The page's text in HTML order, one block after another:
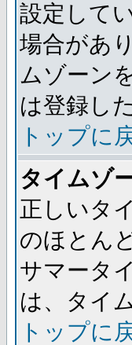
設定して
場合があ
ムゾーン
は登録し
トップに
タイムゾ
正しいタ
のほとん
サマータ
は、タイ
トップに